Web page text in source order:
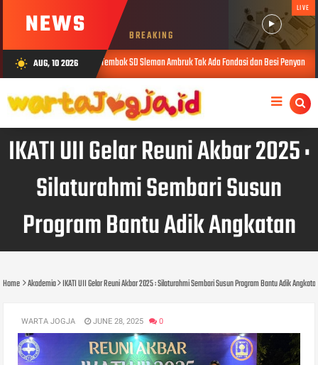
NEWS BREAKING
LIVE
wb_sunny AUG, 10 2026
Polisi : Tembok SD Sleman Ambruk Tak Ada Fondasi dan Besi Penyangga AUG 09, 2026
IKATI UII Gelar Reuni Akbar 2025 :
Silaturahmi Sembari Susun
Program Bantu Adik Angkatan
Home Akademia IKATI UII Gelar Reuni Akbar 2025 : Silaturahmi Sembari Susun Program Bantu Adik
WARTA JOGJA JUNE 28, 2025 0